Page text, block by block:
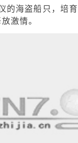
的海盗船只，培
激情。